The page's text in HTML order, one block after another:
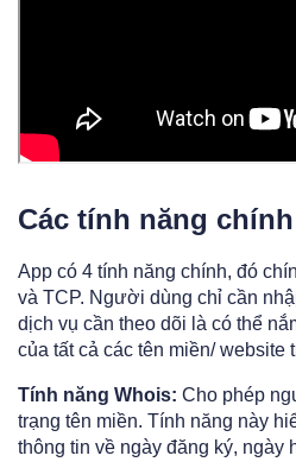
Các tính năng chính
App có 4 tính năng chính, đó
và TCP. Người dùng chỉ cần
dịch vụ cần theo dõi là có thể
của tất cả các tên miền/ website
Tính năng Whois: Cho phép
trạng tên miền. Tính năng này
thông tin về ngày đăng ký, ngày